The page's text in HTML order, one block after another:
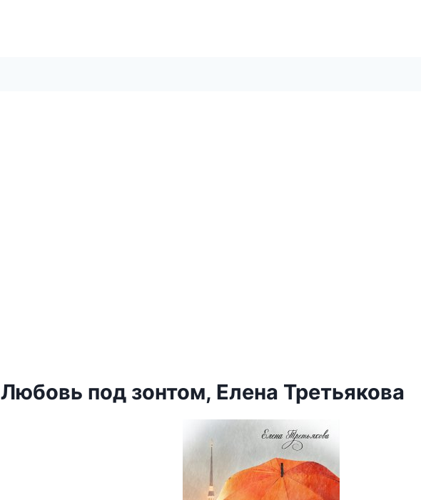
Любовь под зонтом, Елена Третьякова